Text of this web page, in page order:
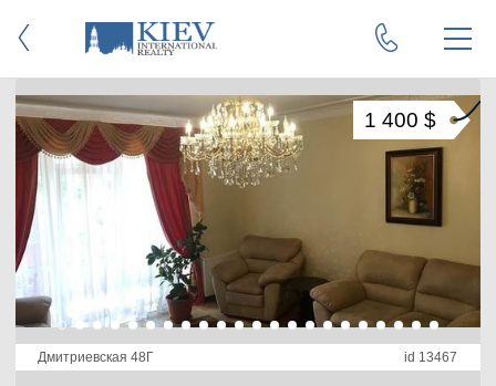
Дмитриевская 48Г id 13467
1 400 $